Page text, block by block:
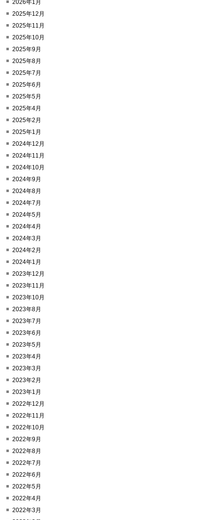
2026年1月
2025年12月
2025年11月
2025年10月
2025年9月
2025年8月
2025年7月
2025年6月
2025年5月
2025年4月
2025年2月
2025年1月
2024年12月
2024年11月
2024年10月
2024年9月
2024年8月
2024年7月
2024年5月
2024年4月
2024年3月
2024年2月
2024年1月
2023年12月
2023年11月
2023年10月
2023年8月
2023年7月
2023年6月
2023年5月
2023年4月
2023年3月
2023年2月
2023年1月
2022年12月
2022年11月
2022年10月
2022年9月
2022年8月
2022年7月
2022年6月
2022年5月
2022年4月
2022年3月